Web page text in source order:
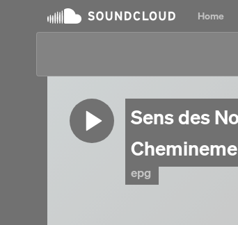
Home
Sens des
epg